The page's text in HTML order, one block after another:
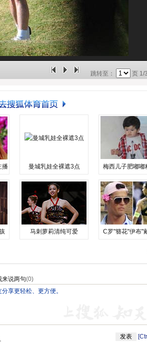
跳转至： 页 1/3
播 曼城乳娃全裸遮3点 梅西儿子肥嘟嘟
马刺萝莉清纯可爱 C罗"簪花"伊布"
来说两句(0)